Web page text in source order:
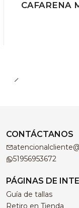
CAFARENA
CONTÁCTANOS
51956953672
PÁGINAS DE
Guía de tallas
Retiro en Tienda